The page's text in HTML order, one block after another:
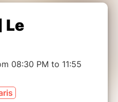
Le
08:30 PM to 11:55